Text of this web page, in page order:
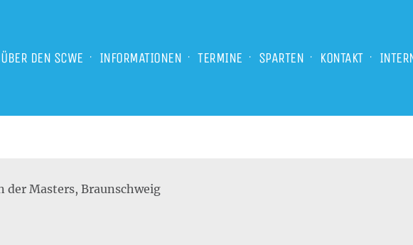
ÜBER DEN SCWE INFORMATIONEN TERMINE SPARTEN KONTAKT
der Masters, Braunschweig